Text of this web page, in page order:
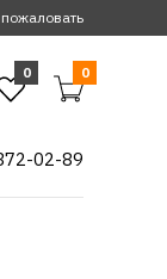
0 0
02-89